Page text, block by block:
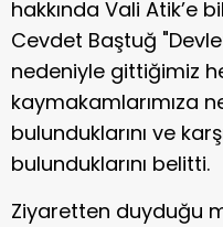
hakkında Vali Atik’e
Cevdet Baştuğ
nedeniyle gittiğimiz
kaymakamlarımıza
bulunduklarını ve
bulunduklarını belitti.
Ziyaretten duyduğu